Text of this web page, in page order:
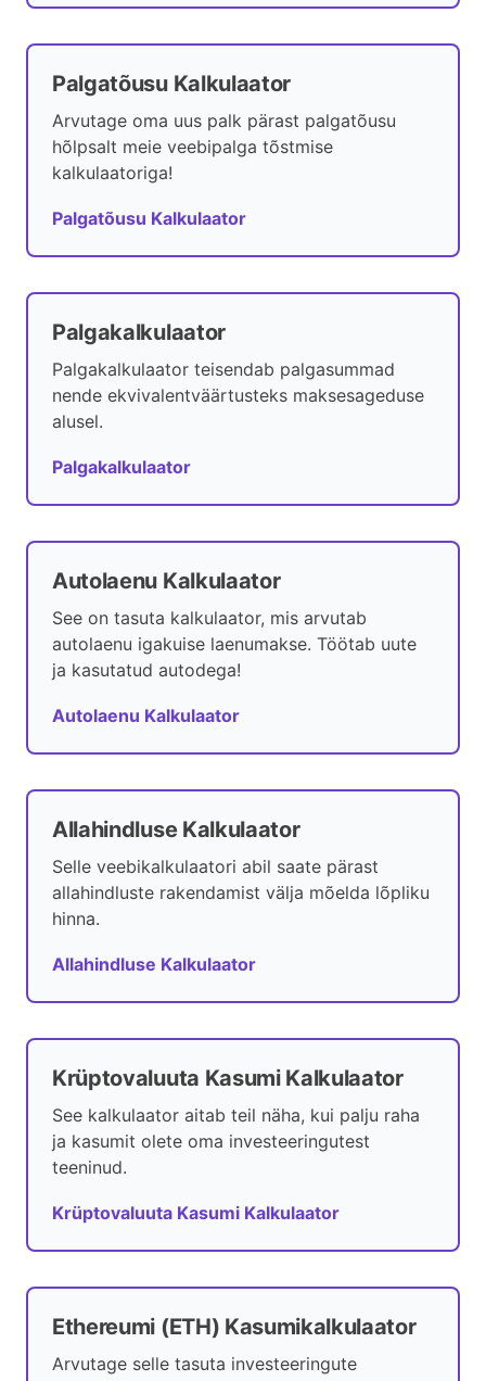
Palgatõusu Kalkulaator
Arvutage oma uus palk pärast palgatõusu
hõlpsalt meie veebipalga tõstmise
kalkulaatoriga!
Palgatõusu Kalkulaator
Palgakalkulaator
Palgakalkulaator teisendab palgasummad
nende ekvivalentväärtusteks maksesageduse
alusel.
Palgakalkulaator
Autolaenu Kalkulaator
See on tasuta kalkulaator, mis arvutab
autolaenu igakuise laenumakse. Töötab uute
ja kasutatud autodega!
Autolaenu Kalkulaator
Allahindluse Kalkulaator
Selle veebikalkulaatori abil saate pärast
allahindluste rakendamist välja mõelda lõpliku
hinna.
Allahindluse Kalkulaator
Krüptovaluuta Kasumi Kalkulaator
See kalkulaator aitab teil näha, kui palju raha
ja kasumit olete oma investeeringutest
teeninud.
Krüptovaluuta Kasumi Kalkulaator
Ethereumi (ETH) Kasumikalkulaator
Arvutage selle tasuta investeeringute